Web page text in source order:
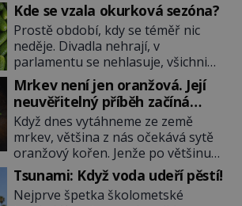
Kde se vzala okurková sezóna?
Prostě období, kdy se téměř nic
neděje. Divadla nehrají, v
parlamentu se nehlasuje, všichni
jsou na dovolené a média tak
nemají o čem mluvit a psát. A
vymýšlejí si proto témata, které
nikoho nezajímají. Proč je však ona
letní doba spojovaná zrovna s
okurkami? Okurkovou sezónu
známe už od poloviny 19. století,
ovšem jako Češi […]
Mrkev není jen oranžová. Její
neuvěřitelný příběh začíná
fialovou barvou
Když dnes vytáhneme ze země
mrkev, většina z nás očekává sytě
oranžový kořen. Jenže po většinu
své historie je mrkev všechno
možné, jen ne oranžová. Je fialová,
žlutá, bílá, někdy dokonce téměř
Tsunami: Když voda udeří pěstí!
Nejprve špetka školometské